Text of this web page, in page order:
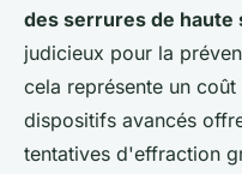
des serrures de haute
judicieux pour la
cela représente un
dispositifs avancés
tentatives d'effraction